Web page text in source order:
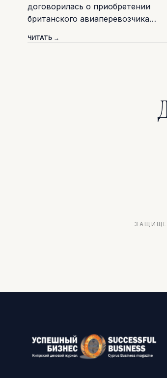
договорилась о приобретении
британского авиаперевозчика…
ЧИТАТЬ →